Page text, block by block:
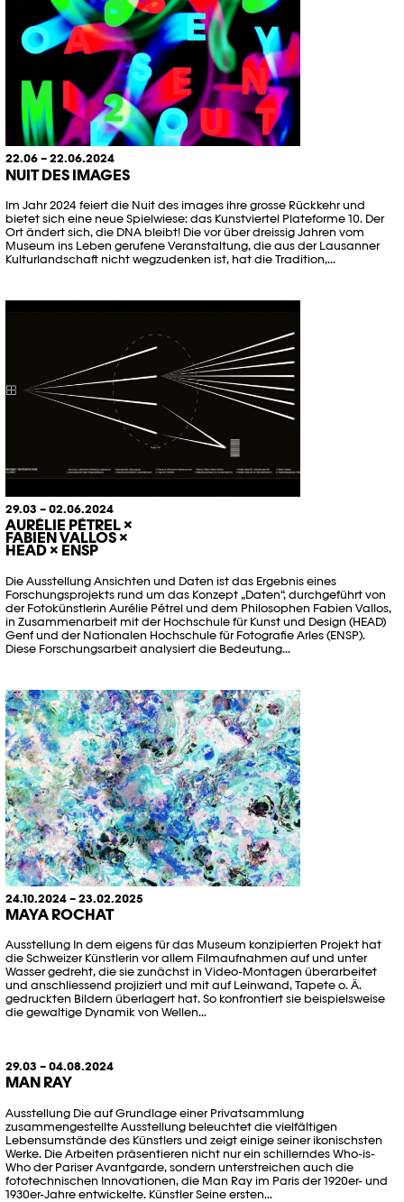
22.06 – 22.06.2024
NUIT DES IMAGES
Im Jahr 2024 feiert die Nuit des images ihre grosse Rückkehr und
bietet sich eine neue Spielwiese: das Kunstviertel Plateforme 10. Der
Ort ändert sich, die DNA bleibt! Die vor über dreissig Jahren vom
Museum ins Leben gerufene Veranstaltung, die aus der Lausanner
Kulturlandschaft nicht wegzudenken ist, hat die Tradition,...
29.03 – 02.06.2024
AURÉLIE PÉTREL ×
FABIEN VALLOS ×
HEAD × ENSP
Die Ausstellung Ansichten und Daten ist das Ergebnis eines
Forschungsprojekts rund um das Konzept „Daten“, durchgeführt von
der Fotokünstlerin Aurélie Pétrel und dem Philosophen Fabien Vallos,
in Zusammenarbeit mit der Hochschule für Kunst und Design (HEAD)
Genf und der Nationalen Hochschule für Fotografie Arles (ENSP).
Diese Forschungsarbeit analysiert die Bedeutung...
24.10.2024 – 23.02.2025
MAYA ROCHAT
Ausstellung In dem eigens für das Museum konzipierten Projekt hat
die Schweizer Künstlerin vor allem Filmaufnahmen auf und unter
Wasser gedreht, die sie zunächst in Video-Montagen überarbeitet
und anschliessend projiziert und mit auf Leinwand, Tapete o. Ä.
gedruckten Bildern überlagert hat. So konfrontiert sie beispielsweise
die gewaltige Dynamik von Wellen...
29.03 – 04.08.2024
MAN RAY
Ausstellung Die auf Grundlage einer Privatsammlung
zusammengestellte Ausstellung beleuchtet die vielfältigen
Lebensumstände des Künstlers und zeigt einige seiner ikonischsten
Werke. Die Arbeiten präsentieren nicht nur ein schillerndes Who-is-
Who der Pariser Avantgarde, sondern unterstreichen auch die
fototechnischen Innovationen, die Man Ray im Paris der 1920er- und
1930er-Jahre entwickelte. Künstler Seine ersten...